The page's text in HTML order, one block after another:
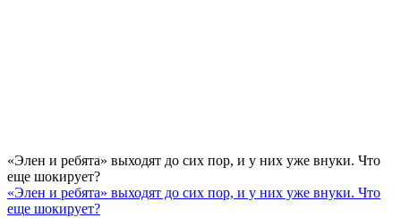
«Элен и ребята» выходят до сих пор, и у них уже внуки. Что
еще шокирует?
«Элен и ребята» выходят до сих пор, и у них уже внуки. Что
еще шокирует?